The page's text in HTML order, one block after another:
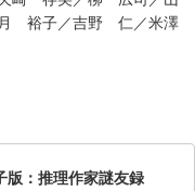
裕子／吉野 仁／米澤
版：推理作家謎友録